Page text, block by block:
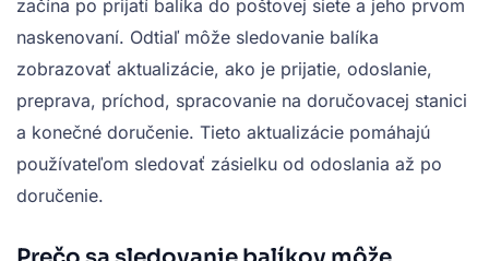
začína po prijatí balíka do poštovej siete a jeho prvom
naskenovaní. Odtiaľ môže sledovanie balíka
zobrazovať aktualizácie, ako je prijatie, odoslanie,
preprava, príchod, spracovanie na doručovacej stanici
a konečné doručenie. Tieto aktualizácie pomáhajú
používateľom sledovať zásielku od odoslania až po
doručenie.